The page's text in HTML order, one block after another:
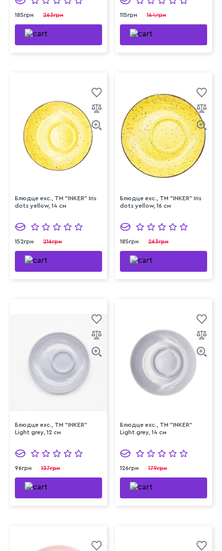
185грн 263грн 115грн 164грн
Блюдце exc., ТМ "INKER" Iris
dots yellow, 14 см
152грн 216грн
Блюдце exc., ТМ "INKER" Iris
dots yellow, 16 см
185грн 263грн
Блюдце exc., ТМ "INKER"
Light grey, 12 см
96грн 137грн
Блюдце exc., ТМ "INKER"
Light grey, 14 см
126грн 179грн